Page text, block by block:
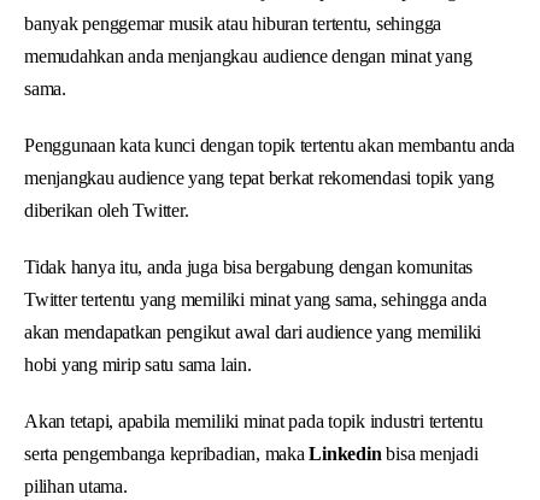
banyak penggemar musik atau hiburan tertentu, sehingga
memudahkan anda menjangkau audience dengan minat yang
sama.
Penggunaan kata kunci dengan topik tertentu akan membantu anda
menjangkau audience yang tepat berkat rekomendasi topik yang
diberikan oleh Twitter.
Tidak hanya itu, anda juga bisa bergabung dengan komunitas
Twitter tertentu yang memiliki minat yang sama, sehingga anda
akan mendapatkan pengikut awal dari audience yang memiliki
hobi yang mirip satu sama lain.
Akan tetapi, apabila memiliki minat pada topik industri tertentu
serta pengembanga kepribadian, makaLinkedin bisa menjadi
pilihan utama.